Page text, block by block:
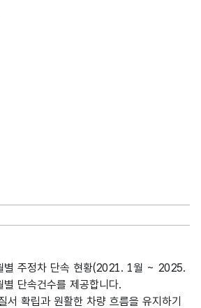
별 주정차 단속 현황(2021. 1월 ~ 2025.
단속건수를 제공합니다.
서 확립과 원활한 차량 흐름을 유지하기